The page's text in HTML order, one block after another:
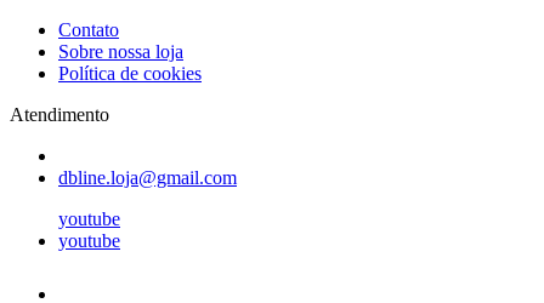
Contato
Sobre nossa loja
Política de cookies
Atendimento
dbline.loja@gmail.com
youtube
youtube